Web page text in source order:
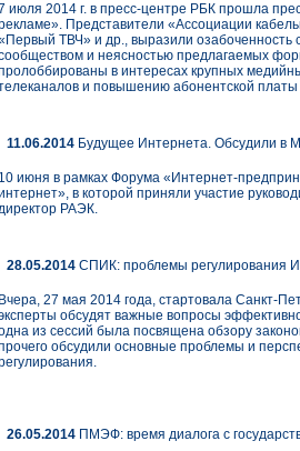
июля 2014 г. в пресс-центре РБК прошла
Представители «Ассоциации
ТВЧ» и др., выразили озабоченность
и неясностью предлагаемых
в интересах крупных
и повышению абонентской платы
11.06.2014 Будущее Интернета. Обсудили в
10 июня в рамках Форума «Интернет-
в которой приняли участие
РАЭК.
28.05.2014 СПИК: проблемы регулирования
Вчера, 27 мая 2014 года, стартовала Санкт-
обсудят важные вопросы
из сессий была посвящена обзору
обсудили основные проблемы и
26.05.2014 ПМЭФ: время диалога с